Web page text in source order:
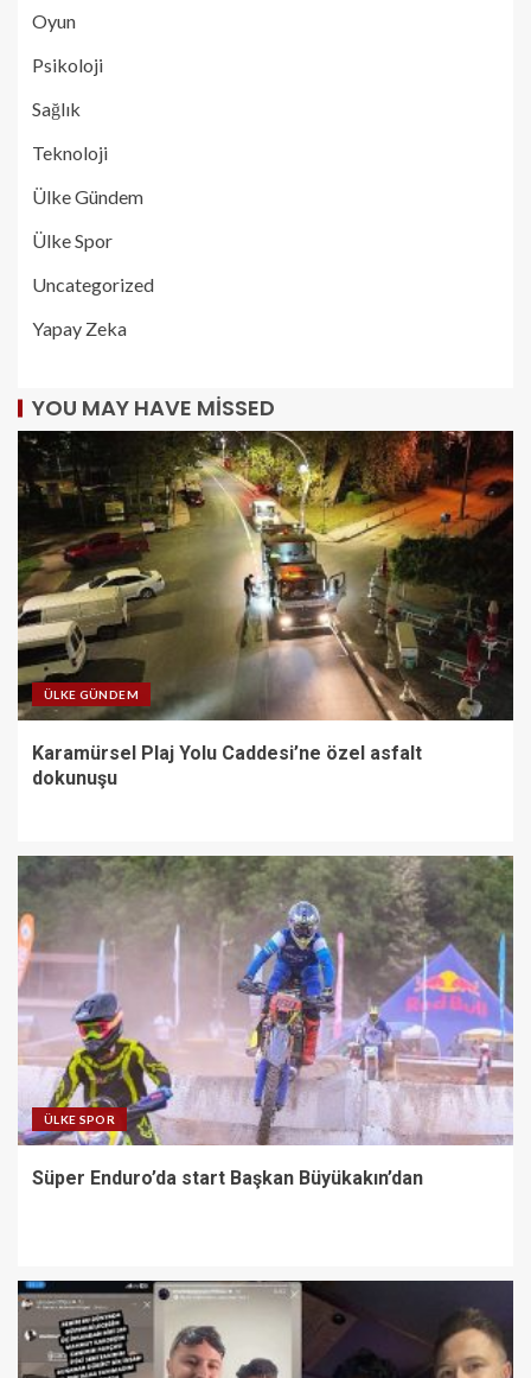
Oyun
Psikoloji
Sağlık
Teknoloji
Ülke Gündem
Ülke Spor
Uncategorized
Yapay Zeka
YOU MAY HAVE MISSED
ÜLKE GÜNDEM
Karamürsel Plaj Yolu Caddesi’ne özel asfalt
dokunuşu
ÜLKE SPOR
Süper Enduro’da start Başkan Büyükakın’dan